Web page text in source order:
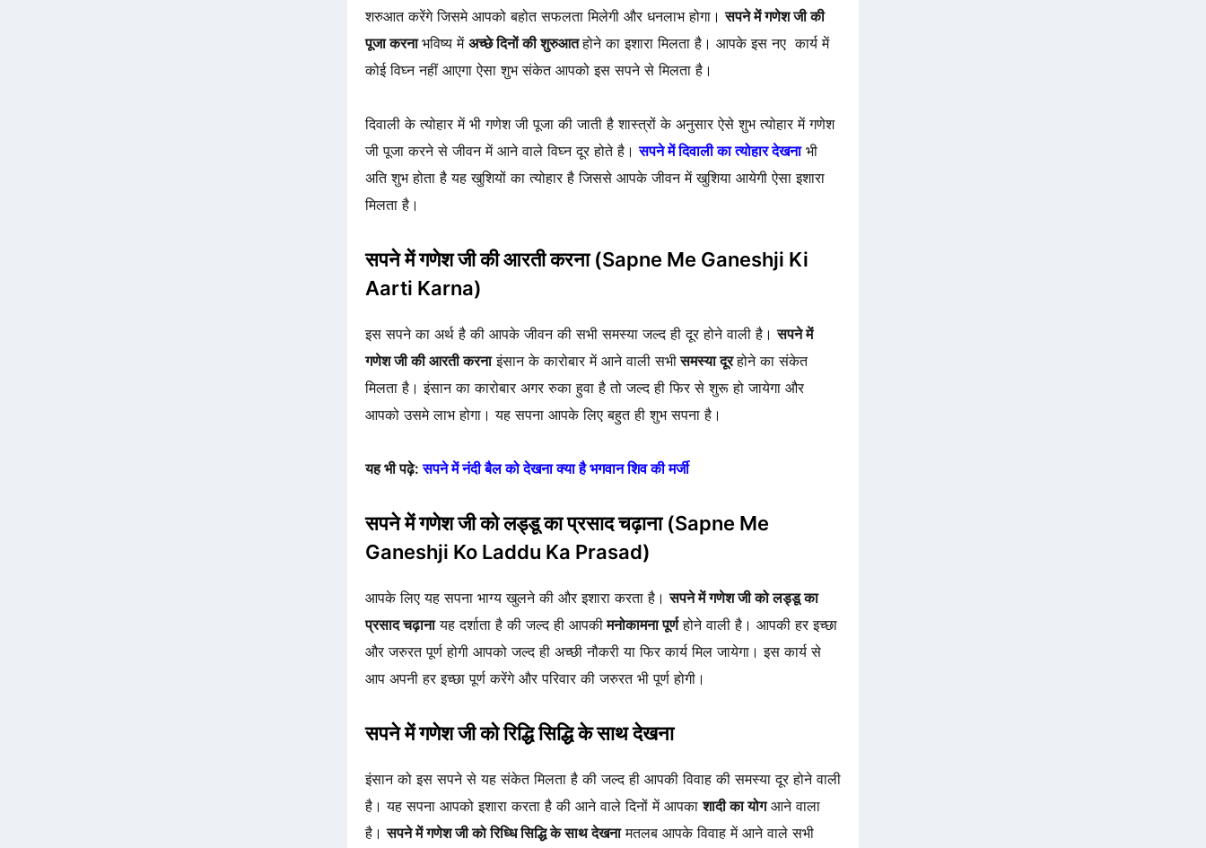
शरुआत करेंगे जिसमे आपको बहोत सफलता मिलेगी और धनलाभ होगा।सपने में गणेश जी की
पूजा करनाभविष्य में अच्छे दिनों की शुरुआतहोने का इशारा मिलता है। आपके इस नए कार्य में
कोई विघ्न नहीं आएगा ऐसा शुभ संकेत आपको इस सपने से मिलता है।
दिवाली के त्योहार में भी गणेश जी पूजा की जाती है शास्त्रों के अनुसार ऐसे शुभ त्योहार में गणेश
जी पूजा करने से जीवन में आने वाले विघ्न दूर होते है।सपने में दिवाली का त्योहार देखनाभी
अति शुभ होता है यह खुशियों का त्योहार है जिससे आपके जीवन में खुशिया आयेगी ऐसा इशारा
मिलता है।
सपने में गणेश जी की आरती करना (Sapne Me Ganeshji Ki
Aarti Karna)
इस सपने का अर्थ है की आपके जीवन की सभी समस्या जल्द ही दूर होने वाली है।सपने में
गणेश जी की आरती करनाइंसान के कारोबार में आने वाली सभीसमस्या दूरहोने का संकेत
मिलता है। इंसान का कारोबार अगर रुका हुवा है तो जल्द ही फिर से शुरू हो जायेगा और
आपको उसमे लाभ होगा। यह सपना आपके लिए बहुत ही शुभ सपना है।
यह भी पढ़े:सपने में नंदी बैल को देखना क्या है भगवान शिव की मर्जी
सपने में गणेश जी को लड्डू का प्रसाद चढ़ाना (Sapne Me
Ganeshji Ko Laddu Ka Prasad)
आपके लिए यह सपना भाग्य खुलने की और इशारा करता है।सपने में गणेश जी को लड्डू का
प्रसाद चढ़ानायह दर्शाता है की जल्द ही आपकीमनोकामना पूर्णहोने वाली है। आपकी हर इच्छा
और जरुरत पूर्ण होगी आपको जल्द ही अच्छी नौकरी या फिर कार्य मिल जायेगा। इस कार्य से
आप अपनी हर इच्छा पूर्ण करेंगे और परिवार की जरुरत भी पूर्ण होगी।
सपने में गणेश जी को रिद्धि सिद्धि के साथ देखना
इंसान को इस सपने से यह संकेत मिलता है की जल्द ही आपकी विवाह की समस्या दूर होने वाली
है। यह सपना आपको इशारा करता है की आने वाले दिनों में आपकाशादी का योगआने वाला
है।सपने में गणेश जी को रिध्धि सिद्धि के साथ देखनामतलब आपके विवाह में आने वाले सभी